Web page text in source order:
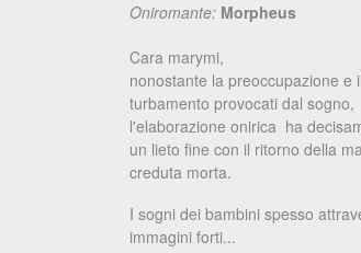
Oniromante: Morpheus
Cara marymi,
nonostante la preoccupazione e il
turbamento provocati dal sogno,
l'elaborazione onirica ha
un lieto fine con il ritorno della
creduta morta.
I sogni dei bambini spesso
immagini forti...